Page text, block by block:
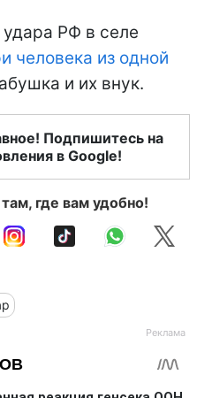
удара РФ в селе
человека из одной
и их внук.
Подпишитесь на
в Google!
где вам удобно!